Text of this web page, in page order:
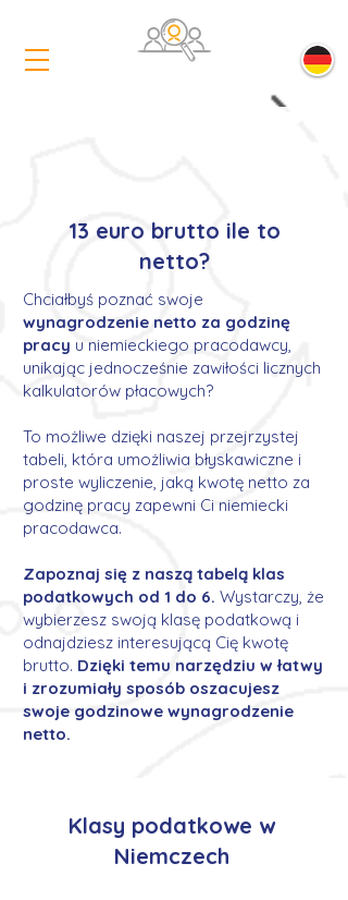
13 euro brutto ile to
netto?
Chciałbyś poznać swoje
wynagrodzenie netto za godzinę
pracy u niemieckiego pracodawcy,
unikając jednocześnie zawiłości licznych
kalkulatorów płacowych?
To możliwe dzięki naszej przejrzystej
tabeli, która umożliwia błyskawiczne i
proste wyliczenie, jaką kwotę netto za
godzinę pracy zapewni Ci niemiecki
pracodawca.
Zapoznaj się z naszą tabelą klas
podatkowych od 1 do 6. Wystarczy, że
wybierzesz swoją klasę podatkową i
odnajdziesz interesującą Cię kwotę
brutto. Dzięki temu narzędziu w łatwy
i zrozumiały sposób oszacujesz
swoje godzinowe wynagrodzenie
netto.
Klasy podatkowe w
Niemczech